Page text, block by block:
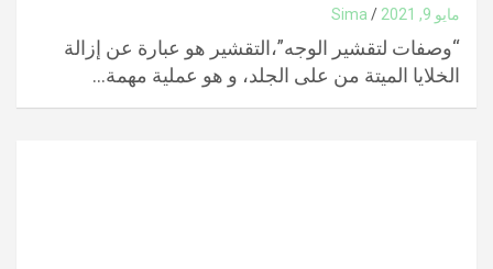
مايو 9, 2021 Sima
“وصفات لتقشير الوجه”،التقشير هو عبارة عن إزالة
الخلايا الميتة من على الجلد، و هو عملية مهمة…